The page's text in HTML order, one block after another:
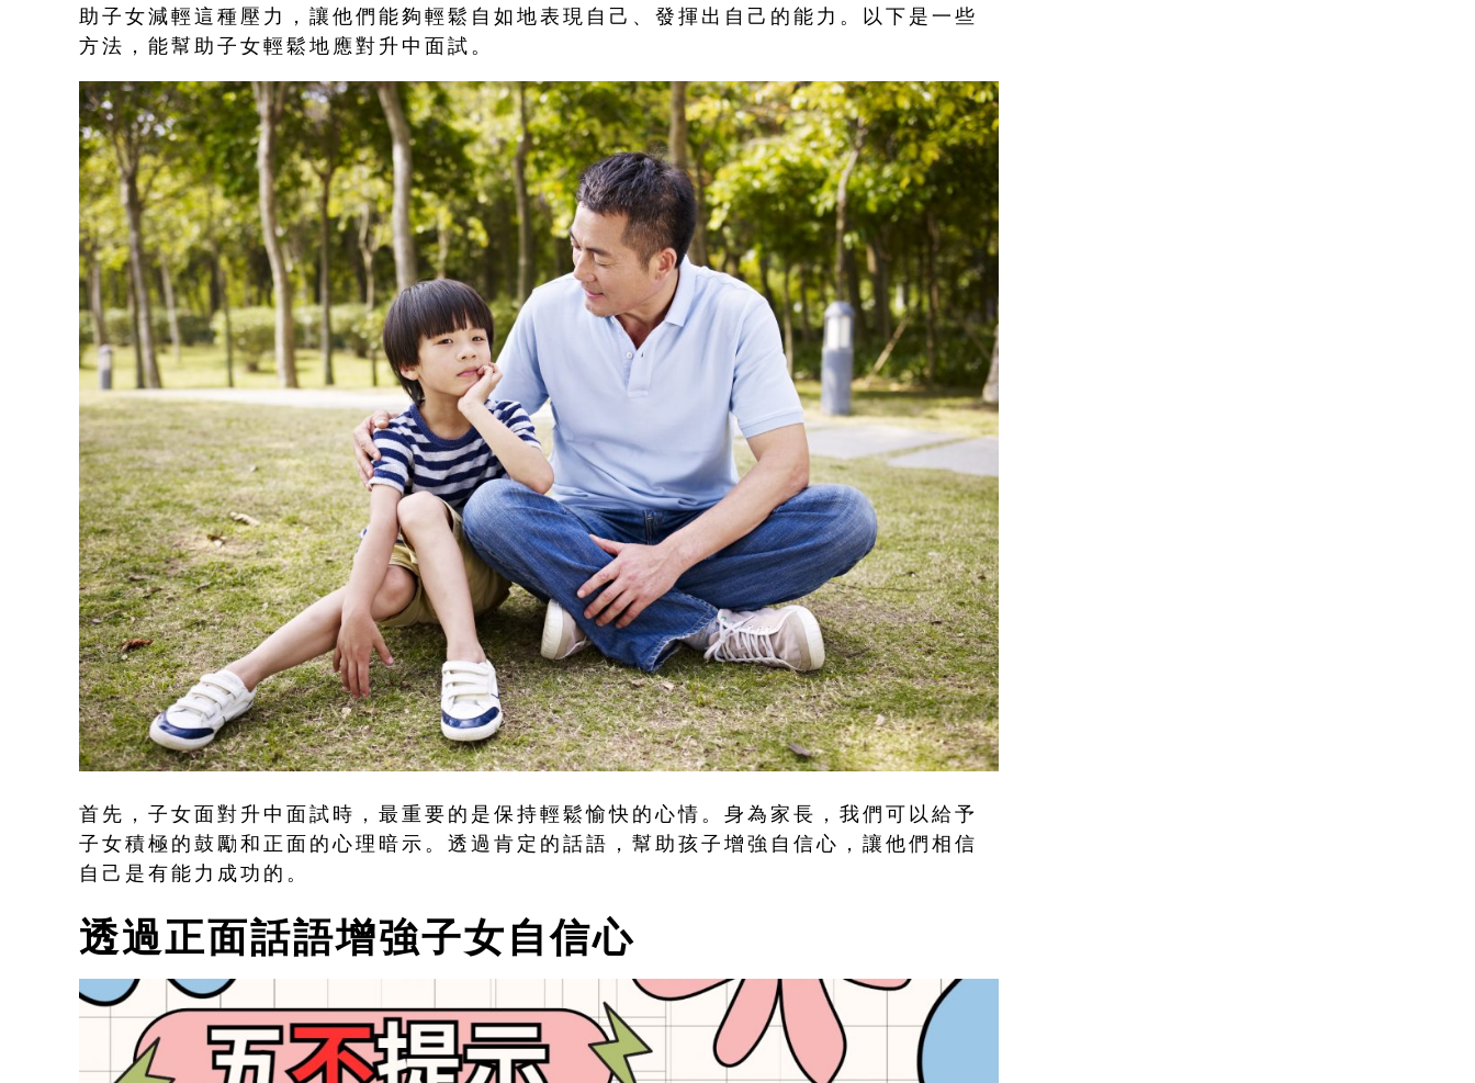
助子女減輕這種壓力，讓他們能夠輕鬆自如地表現自己、發揮出自己的能力。以下是一些
方法，能幫助子女輕鬆地應對升中面試。
首先，子女面對升中面試時，最重要的是保持輕鬆愉快的心情。身為家長，我們可以給予
子女積極的鼓勵和正面的心理暗示。透過肯定的話語，幫助孩子增強自信心，讓他們相信
自己是有能力成功的。
透過正面話語增強子女自信心